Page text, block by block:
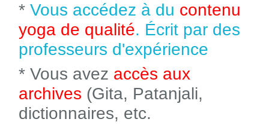
* Vous accédez à du contenu
yoga de qualité. Écrit par des
professeurs d'expérience
* Vous avez accès aux
archives (Gita, Patanjali,
dictionnaires, etc.